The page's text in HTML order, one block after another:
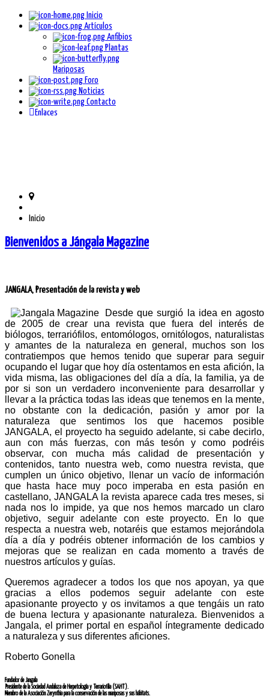
Inicio
Artículos
Anfibios
Plantas
Mariposas
Foro
Noticias
Contacto
Enlaces
Inicio
Bienvenidos a Jángala Magazine
JANGALA, Presentación de la revista y web
Desde que surgió la idea en agosto
de 2005 de crear una revista que fuera del interés de
biólogos, terrariófilos, entomólogos, ornitólogos, naturalistas
y amantes de la naturaleza en general, muchos son los
contratiempos que hemos tenido que superar para seguir
ocupando el lugar que hoy día ostentamos en esta afición, la
vida misma, las obligaciones del día a día, la familia, ya de
por si son un verdadero inconveniente para desarrollar y
llevar a la práctica todas las ideas que tenemos en la mente,
no obstante con la dedicación, pasión y amor por la
naturaleza que sentimos los que hacemos posible
JANGALA, el proyecto ha seguido adelante, si cabe decirlo,
aun con más fuerzas, con más tesón y como podréis
observar, con mucha más calidad de presentación y
contenidos, tanto nuestra web, como nuestra revista, que
cumplen un único objetivo, llenar un vacío de información
que hasta hace muy poco imperaba en esta pasión en
castellano, JANGALA la revista aparece cada tres meses, si
nada nos lo impide, ya que nos hemos marcado un claro
objetivo, seguir adelante con este proyecto. En lo que
respecta a nuestra web, notaréis que estamos mejorándola
día a día y podréis obtener información de los cambios y
mejoras que se realizan en cada momento a través de
nuestros artículos y guías.
Queremos agradecer a todos los que nos apoyan, ya que
gracias a ellos podemos seguir adelante con este
apasionante proyecto y os invitamos a que tengáis un rato
de buena lectura y apasionante naturaleza. Bienvenidos a
Jangala, el primer portal en español íntegramente dedicado
a naturaleza y sus diferentes aficiones.
Roberto Gonella
Fundador deJangala
Presidente de laSociedad Andaluza de Herpetología y Terrariofilia (SAHT).
Miembro de laAsociación Zerynthia para la conservación de las mariposas y sus hábitats.